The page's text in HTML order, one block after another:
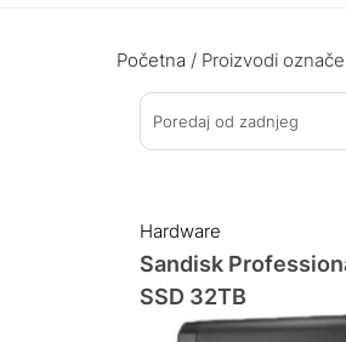
Početna / Proizvodi
Poredaj od zadnjeg
Hardware
Sandisk
SSD 32TB